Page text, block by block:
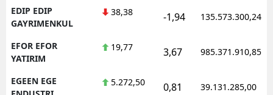
EDIP EDIP
GAYRIMENKUL
38,38 -1,94 135.573.300,24
EFOR EFOR
YATIRIM
19,77 3,67 985.371.910,85
EGEEN EGE
5.272,50 0,81 39.131.285,00